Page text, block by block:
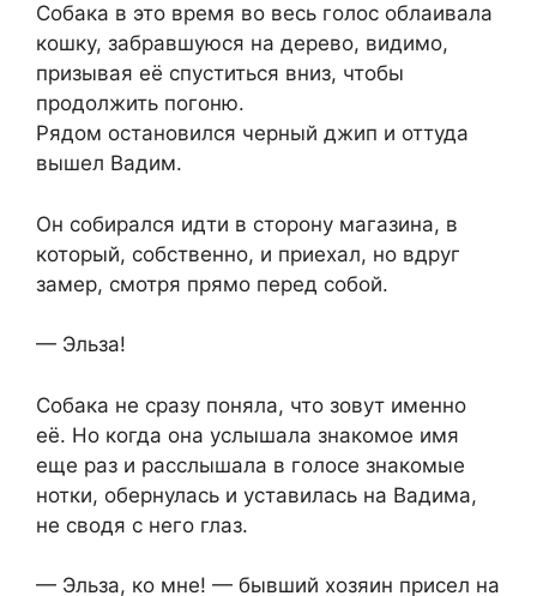
Собака в это время во весь голос облаивала
кошку, забравшуюся на дерево, видимо,
призывая её спуститься вниз, чтобы
продолжить погоню.
Рядом остановился черный джип и оттуда
вышел Вадим.
Он собирался идти в сторону магазина, в
который, собственно, и приехал, но вдруг
замер, смотря прямо перед собой.
— Эльза!
Собака не сразу поняла, что зовут именно
её. Но когда она услышала знакомое имя
еще раз и расслышала в голосе знакомые
нотки, обернулась и уставилась на Вадима,
не сводя с него глаз.
— Эльза, ко мне! — бывший хозяин присел на